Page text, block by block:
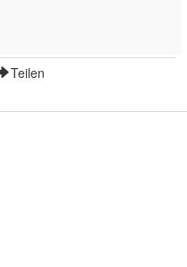
Teilen